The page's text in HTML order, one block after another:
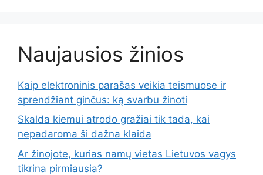
Naujausios žinios
Kaip elektroninis parašas veikia teismuose ir
sprendžiant ginčus: ką svarbu žinoti
Skalda kiemui atrodo gražiai tik tada, kai
nepadaroma ši dažna klaida
Ar žinojote, kurias namų vietas Lietuvos vagys
tikrina pirmiausia?